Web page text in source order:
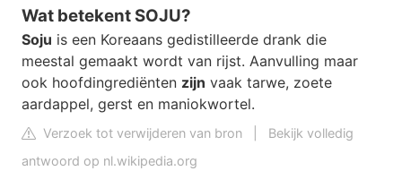
Wat betekent SOJU?
Soju is een Koreaans gedistilleerde drank die
meestal gemaakt wordt van rijst. Aanvulling maar
ook hoofdingrediënten zijn vaak tarwe, zoete
aardappel, gerst en maniokwortel.
Verzoek tot verwijderen van bron
Bekijk volledig
antwoord op nl.wikipedia.org